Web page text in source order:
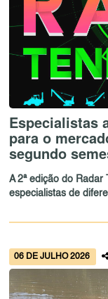
Especialistas
para o
segundo
A 2ª edição do
especialistas de
06 DE JULHO 2026